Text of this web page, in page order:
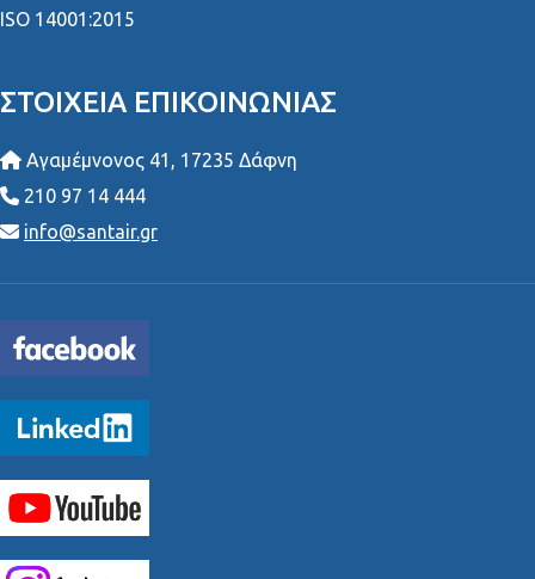
ISO 14001:2015
ΣΤΟΙΧΕΊΑ ΕΠΙΚΟΙΝΩΝΊΑΣ
Αγαμέμνονος 41, 17235 Δάφνη
210 97 14 444
info@santair.gr